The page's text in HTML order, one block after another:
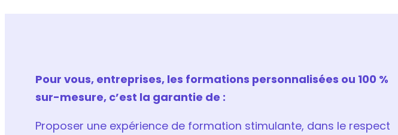
Pour vous, entreprises, les formations personnalisées ou 100 %
sur-mesure, c’est la garantie de :
Proposer une expérience de formation stimulante, dans le respect